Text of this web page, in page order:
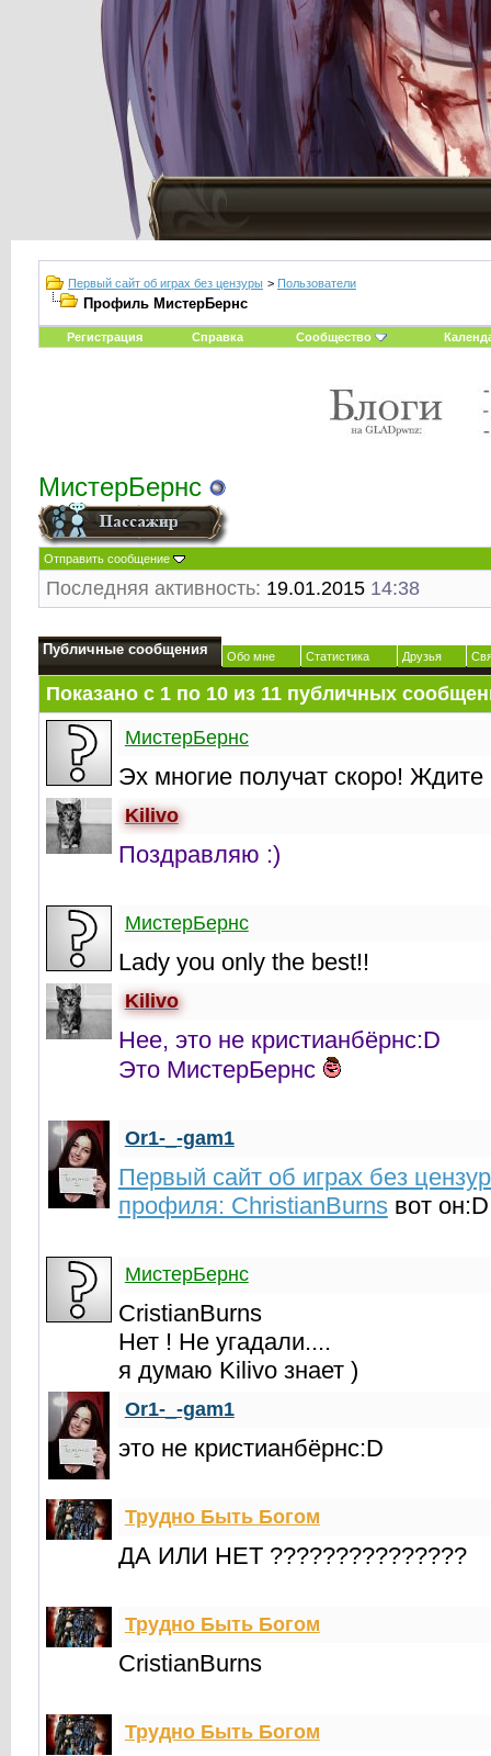
Первый сайт об играх без цензуры > Пользователи
Профиль МистерБернс
Регистрация Справка Сообщество
МистерБернс
Отправить сообщение
Последняя активность: 19.01.2015 14:38
Публичные сообщения Обо мне Статистика Друзья
Показано с 1 по 10из 11публичных
МистерБернс
Эх многие получат скоро! Ждите
Kilivo
Поздравляю :)
МистерБернс
Lady you only the best!!
Kilivo
Нее, это не кристианбёрнс:D
Это МистерБернс
Or1-_-gam1
Первый сайт об играх без
профиля: ChristianBurnsвот он:D
МистерБернс
CristianBurns
Нет ! Не угадали....
я думаю Kilivo знает )
Or1-_-gam1
это не кристианбёрнс:D
Трудно Быть Богом
ДА ИЛИ НЕТ ???????????????
Трудно Быть Богом
CristianBurns
Трудно Быть Богом